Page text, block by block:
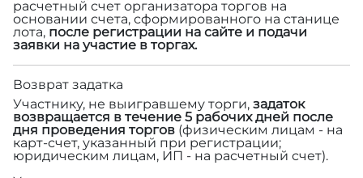
расчетный счет организатора торгов на
основании счета, сформированного на станице
лота, после регистрации на сайте и подачи
заявки на участие в торгах.
Возврат задатка
Участнику, не выигравшему торги, задаток
возвращается в течение 5 рабочих дней после
дня проведения торгов (физическим лицам - на
карт-счет, указанный при регистрации;
юридическим лицам, ИП - на расчетный счет).